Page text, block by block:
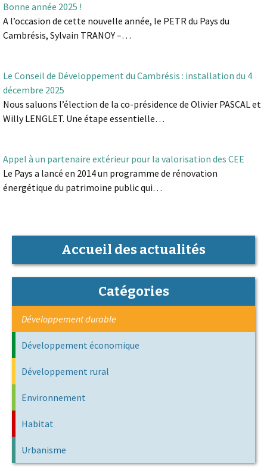
Bonne année 2025 !
A l’occasion de cette nouvelle année, le PETR du Pays du
Cambrésis, Sylvain TRANOY –…
Le Conseil de Développement du Cambrésis : installation du 4
décembre 2025
Nous saluons l’élection de la co-présidence de Olivier PASCAL et
Willy LENGLET. Une étape essentielle…
Appel à un partenaire extérieur pour la valorisation des CEE
Le Pays a lancé en 2014 un programme de rénovation
énergétique du patrimoine public qui…
Accueil des actualités
Catégories
Développement durable
Développement économique
Développement rural
Environnement
Habitat
Urbanisme